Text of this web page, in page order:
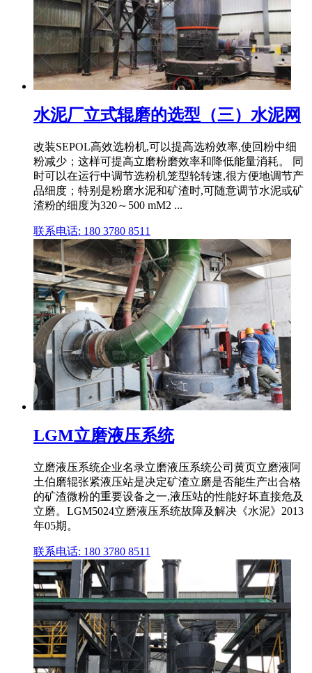
水泥厂立式辊磨的选型（三）水泥网
改装SEPOL高效选粉机,可以提高选粉效率,使回粉中细
粉减少；这样可提高立磨粉磨效率和降低能量消耗。 同
时可以在运行中调节选粉机笼型轮转速,很方便地调节产
品细度；特别是粉磨水泥和矿渣时,可随意调节水泥或矿
渣粉的细度为320～500 mM2 ...
联系电话: 180 3780 8511
LGM立磨液压系统
立磨液压系统企业名录立磨液压系统公司黄页立磨液阿
土伯磨辊张紧液压站是决定矿渣立磨是否能生产出合格
的矿渣微粉的重要设备之一,液压站的性能好坏直接危及
立磨。LGM5024立磨液压系统故障及解决《水泥》2013
年05期。
联系电话: 180 3780 8511